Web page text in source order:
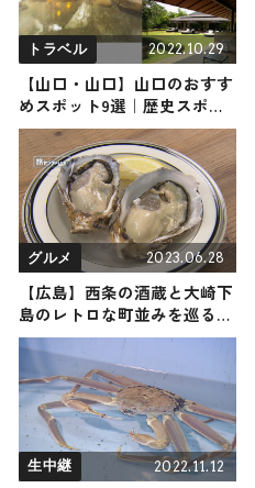
トラベル 2022.10.29
【山口・山口】山口のおすす
めスポット9選｜歴史スポッ
トから最新スポーツまでご紹
介します
グルメ 2023.06.28
【広島】西条の酒蔵と大崎下
島のレトロな町並みを巡る〜
おすすめグルメ・お酒・グラ
ンピングなど〜
生中継 2022.11.12